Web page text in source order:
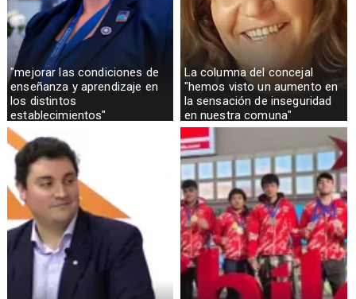
"mejorar las condiciones de
enseñanza y aprendizaje en
los distintos
establecimientos"
La columna del concejal
"hemos visto un aumento en
la sensación de inseguridad
en nuestra comuna"